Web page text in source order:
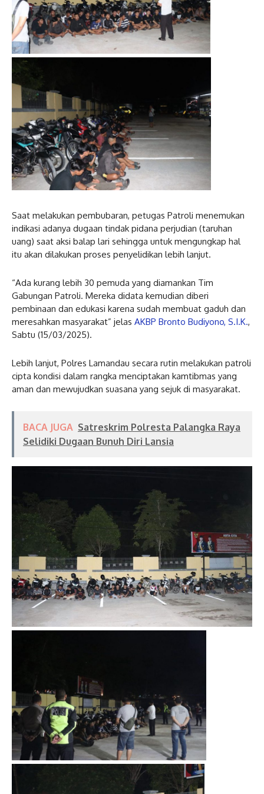
Saat melakukan pembubaran, petugas Patroli menemukan
indikasi adanya dugaan tindak pidana perjudian (taruhan
uang) saat aksi balap lari sehingga untuk mengungkap hal
itu akan dilakukan proses penyelidikan lebih lanjut.
“Ada kurang lebih 30 pemuda yang diamankan Tim
Gabungan Patroli. Mereka didata kemudian diberi
pembinaan dan edukasi karena sudah membuat gaduh dan
meresahkan masyarakat” jelas AKBP Bronto Budiyono, S.I.K.,
Sabtu (15/03/2025).
Lebih lanjut, Polres Lamandau secara rutin melakukan patroli
cipta kondisi dalam rangka menciptakan kamtibmas yang
aman dan mewujudkan suasana yang sejuk di masyarakat.
BACA JUGA Satreskrim Polresta Palangka Raya
Selidiki Dugaan Bunuh Diri Lansia